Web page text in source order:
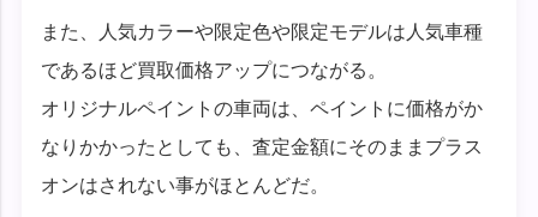
また、人気カラーや限定色や限定モデルは人気車種
であるほど買取価格アップにつながる。
オリジナルペイントの車両は、ペイントに価格がか
なりかかったとしても、査定金額にそのままプラス
オンはされない事がほとんどだ。